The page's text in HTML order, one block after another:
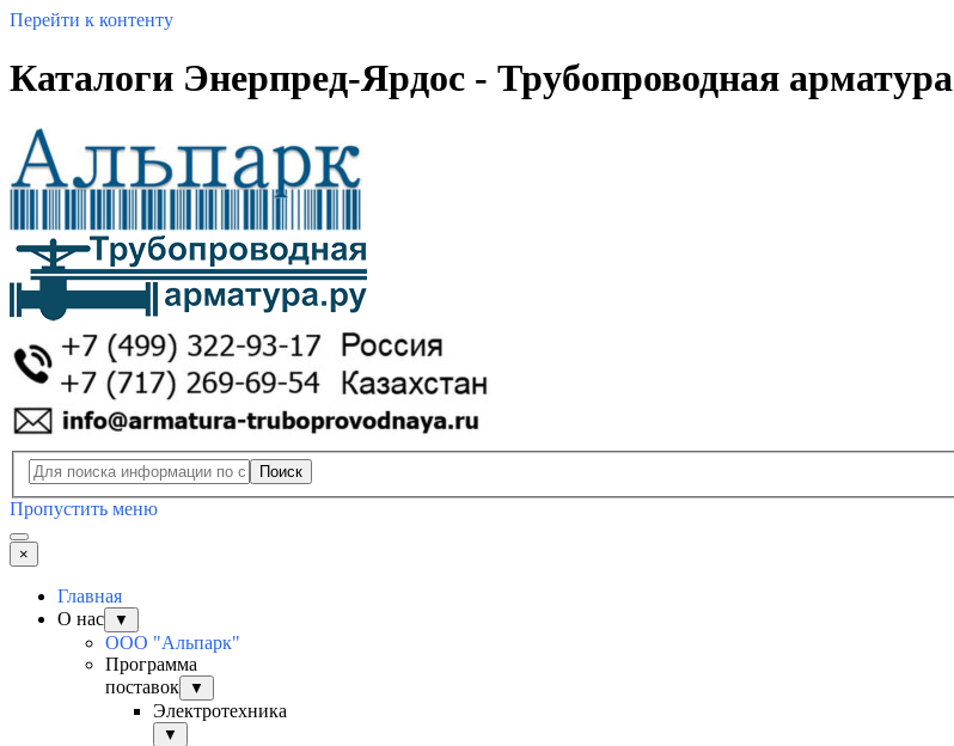
Перейти к контенту
Каталоги Энерпред-Ярдос - Трубопроводная арматура
Поиск
Пропустить меню
×
Главная
О нас
▼
ООО "Альпарк"
Программа
поставок
▼
Электротехника
▼